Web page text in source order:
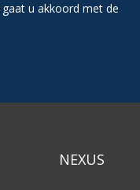
u akkoord met de
NEXUS